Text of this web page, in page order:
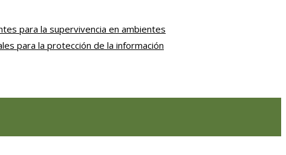
para la supervivencia en ambientes
para la protección de la información